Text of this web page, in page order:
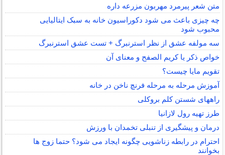
متن شعر پیرمرد مهربون مزرعه داره
چه چیزی باعث می شود دکوراسیون خانه به سبک ایتالیایی
محبوب شود
سه مولفه عشق از نظر استرنبرگ + تست عشق استرنبرگ
خواص ذکر یا کریم الصفح و معنای آن
تقویم مایا چیست؟
آموزش مرحله به مرحله فرنچ ناخن در خانه
راههای شستن کلم بروکلی
طرز تهیه رول لازانیا
درمان و پیشگیری از تنبلی تخمدان با ورزش
احترام در رابطه زناشویی چگونه ایجاد می شود؟ حتما زوج ها
بخوانند